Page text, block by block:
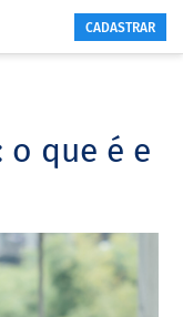
CADASTRAR
o que é e